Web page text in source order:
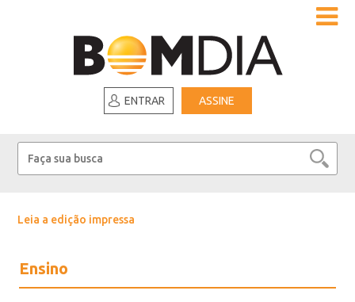
ENTRAR ASSINE
Leia a edição impressa
Ensino